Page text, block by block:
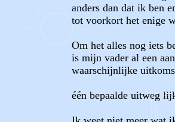
anders dan dat ik ben
tot voorkort het enige
Om het alles nog iets
is mijn vader al een
waarschijnlijke
één bepaalde uitweg